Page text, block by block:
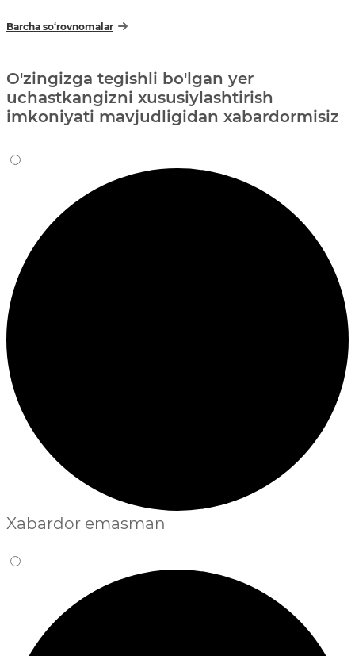
Barcha so‘rovnomalar
O'zingizga tegishli bo'lgan yer
uchastkangizni xususiylashtirish
imkoniyati mavjudligidan xabardormisiz
Xabardor emasman